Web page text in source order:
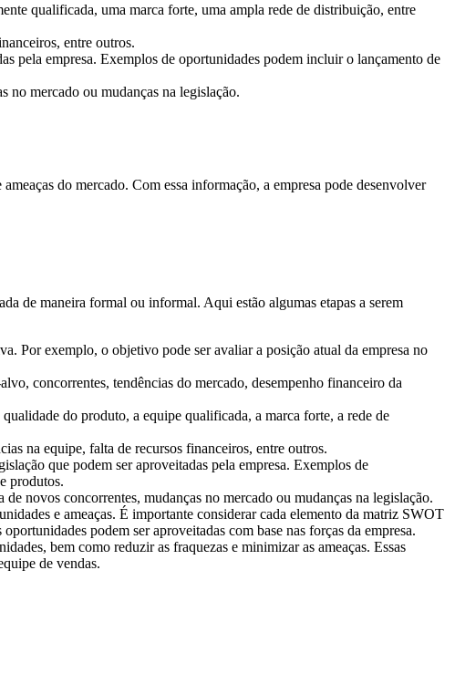
qualificada, uma marca forte, uma ampla rede de distribuição, entre
entre outros.
pela empresa. Exemplos de oportunidades podem incluir o lançamento de
no mercado ou mudanças na legislação.
do mercado. Com essa informação, a empresa pode desenvolver
de maneira formal ou informal. Aqui estão algumas etapas a serem
Por exemplo, o objetivo pode ser avaliar a posição atual da empresa no
concorrentes, tendências do mercado, desempenho financeiro da
do produto, a equipe qualificada, a marca forte, a rede de
na equipe, falta de recursos financeiros, entre outros.
que podem ser aproveitadas pela empresa. Exemplos de
produtos.
novos concorrentes, mudanças no mercado ou mudanças na legislação.
e ameaças. É importante considerar cada elemento da matriz SWOT
podem ser aproveitadas com base nas forças da empresa.
bem como reduzir as fraquezas e minimizar as ameaças. Essas
de vendas.